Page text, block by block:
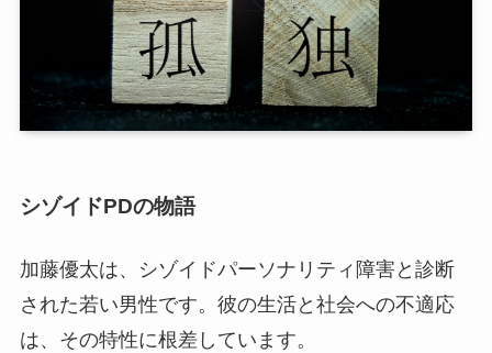
シゾイドPDの物語
加藤優太は、シゾイドパーソナリティ障害と診断
された若い男性です。彼の生活と社会への不適応
は、その特性に根差しています。